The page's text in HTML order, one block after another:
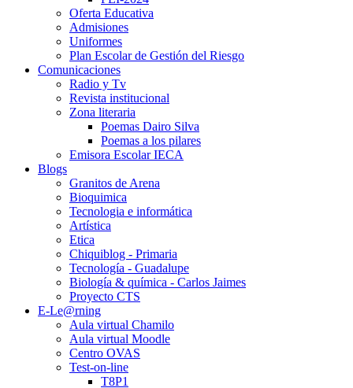
Oferta Educativa
Admisiones
Uniformes
Plan Escolar de Gestión del Riesgo
Comunicaciones
Radio y Tv
Revista institucional
Zona literaria
Poemas Dairo Silva
Poemas a los pilares
Emisora Escolar IECA
Blogs
Granitos de Arena
Bioquimica
Tecnologia e informática
Artística
Etica
Chiquiblog - Primaria
Tecnología - Guadalupe
Biología & química - Carlos Jaimes
Proyecto CTS
E-Le@rning
Aula virtual Chamilo
Aula virtual Moodle
Centro OVAS
Test-on-line
T8P1